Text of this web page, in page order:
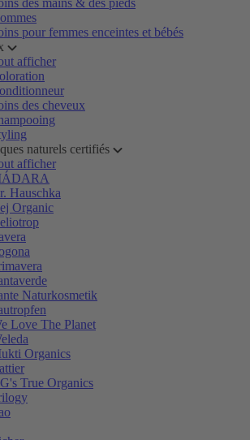
des mains & des pieds
pour femmes enceintes et bébés
afficher
des cheveux
naturels certifiés
afficher
Hauschka
Organic
Naturkosmetik
Love The Planet
Organics
True Organics